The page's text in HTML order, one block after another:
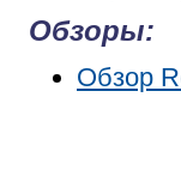
Обзоры:
Обзор